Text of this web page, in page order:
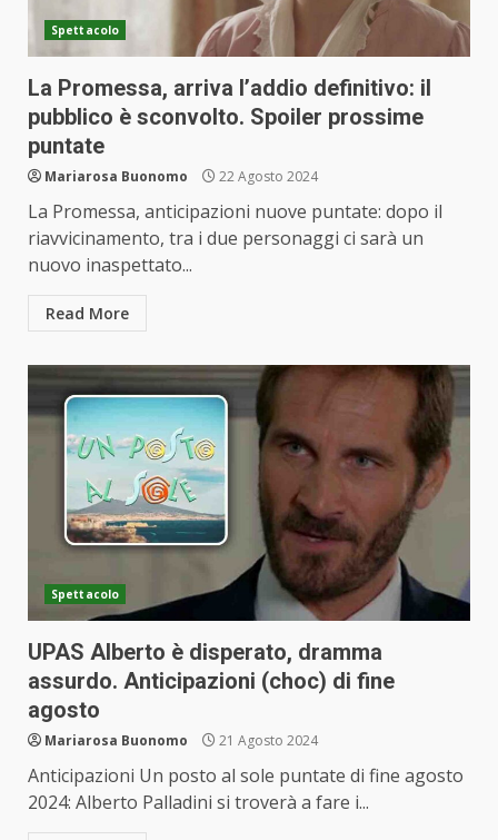
Spettacolo
La Promessa, arriva l’addio definitivo: il
pubblico è sconvolto. Spoiler prossime
puntate
Mariarosa Buonomo 22 Agosto 2024
La Promessa, anticipazioni nuove puntate: dopo il
riavvicinamento, tra i due personaggi ci sarà un
nuovo inaspettato...
Read More
Spettacolo
UPAS Alberto è disperato, dramma
assurdo. Anticipazioni (choc) di fine
agosto
Mariarosa Buonomo 21 Agosto 2024
Anticipazioni Un posto al sole puntate di fine agosto
2024: Alberto Palladini si troverà a fare i...